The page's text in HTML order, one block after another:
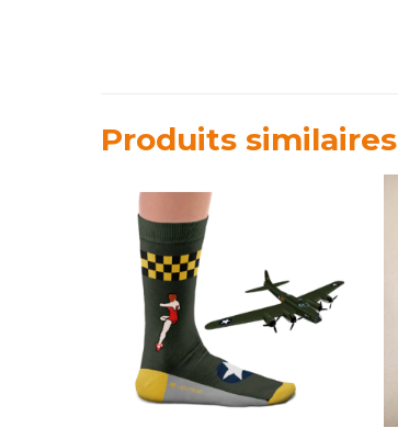
Produits similaires